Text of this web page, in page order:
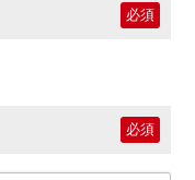
必須
必須